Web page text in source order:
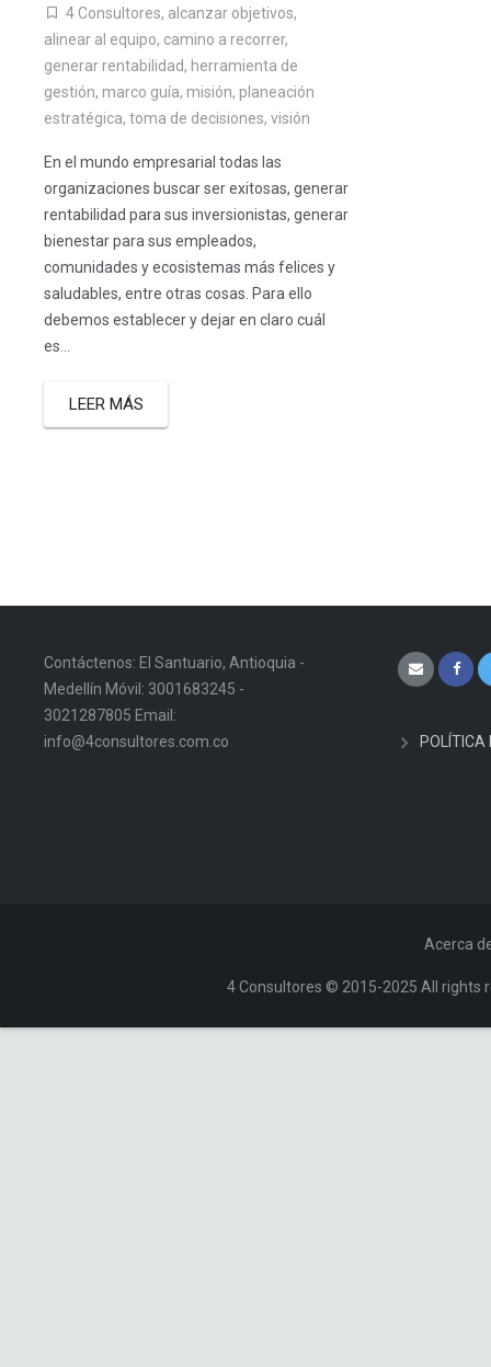
4 Consultores, alcanzar objetivos,
alinear al equipo, camino a recorrer,
generar rentabilidad, herramienta de
gestión, marco guía, misión, planeación
estratégica, toma de decisiones, visión
En el mundo empresarial todas las
organizaciones buscar ser exitosas, generar
rentabilidad para sus inversionistas, generar
bienestar para sus empleados,
comunidades y ecosistemas más felices y
saludables, entre otras cosas. Para ello
debemos establecer y dejar en claro cuál
es…
LEER MÁS
Contáctenos: El Santuario, Antioquia -
Medellín Móvil: 3001683245 -
3021287805 Email:
info@4consultores.com.co
POLÍTICA
Acerca
4 Consultores © 2015-2025 All rights